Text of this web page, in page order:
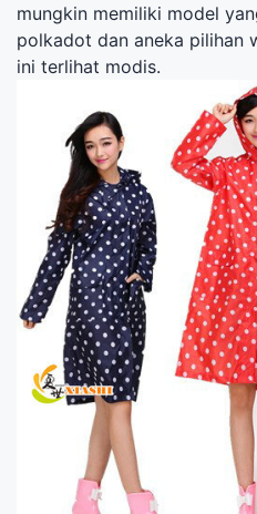
mungkin memiliki model
polkadot dan aneka pilihan
ini terlihat modis.